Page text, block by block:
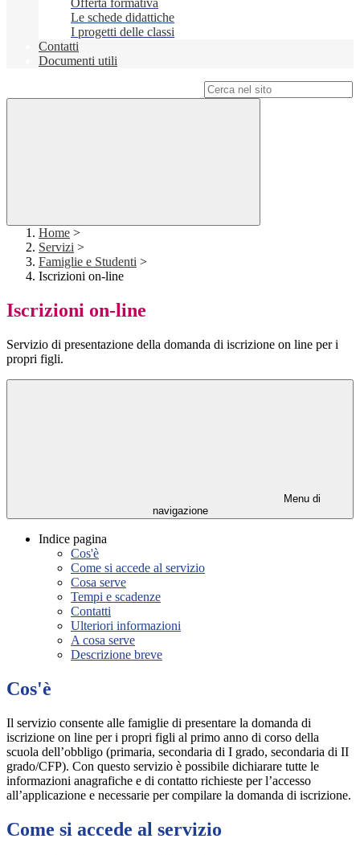
Offerta formativa
Le schede didattiche
I progetti delle classi
Contatti
Documenti utili
Home >
Servizi >
Famiglie e Studenti >
Iscrizioni on-line
Iscrizioni on-line
Servizio di presentazione della domanda di iscrizione on line per i
propri figli.
Menu di
navigazione
Indice pagina
Cos'è
Come si accede al servizio
Cosa serve
Tempi e scadenze
Contatti
Ulteriori informazioni
A cosa serve
Descrizione breve
Cos'è
Il servizio consente alle famiglie di presentare la domanda di
iscrizione on line per i propri figli al primo anno di corso della
scuola dell’obbligo (primaria, secondaria di I grado, secondaria di II
grado/CFP). Con questo servizio è possibile dichiarare tutte le
informazioni anagrafiche e di contatto richieste per l’accesso
all’applicazione e necessarie per compilare la domanda di iscrizione.
Come si accede al servizio